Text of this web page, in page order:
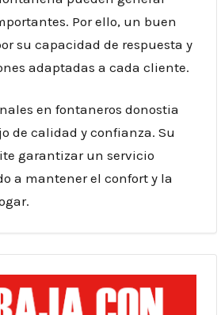
Por ello, un buen
su capacidad de respuesta y
adaptadas a cada cliente.
en fontaneros donostia
de calidad y confianza. Su
garantizar un servicio
a mantener el confort y la